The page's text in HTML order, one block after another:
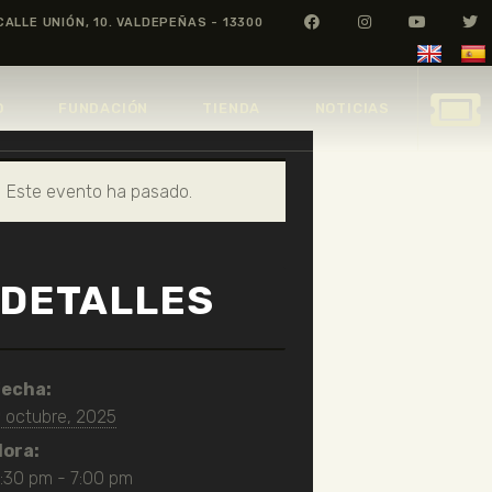
UNIÓN, 10. VALDEPEÑAS - 13300
Este evento ha pasado.
DETALLES
octubre, 2025
pm - 7:00 pm